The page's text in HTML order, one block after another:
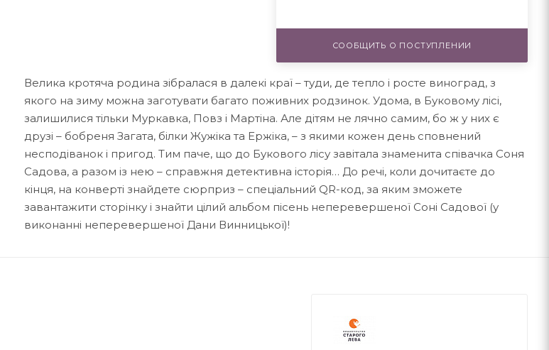
СООБЩИТЬ О ПОСТУПЛЕНИИ
Велика кротяча родина зібралася в далекі краї – туди, де тепло і росте виноград, з
якого на зиму можна заготувати багато поживних родзинок. Удома, в Буковому лісі,
залишилися тільки Муркавка, Повз і Мартіна. Але дітям не лячно самим, бо ж у них є
друзі – бобреня Загата, білки Жужіка та Ержіка, – з якими кожен день сповнений
несподіванок і пригод. Тим паче, що до Букового лісу завітала знаменита співачка Соня
Садова, а разом із нею – справжня детективна історія… До речі, коли дочитаєте до
кінця, на конверті знайдете сюрприз – спеціальний QR-код, за яким зможете
завантажити сторінку і знайти цілий альбом пісень неперевершеної Соні Садової (у
виконанні неперевершеної Дани Винницької)!